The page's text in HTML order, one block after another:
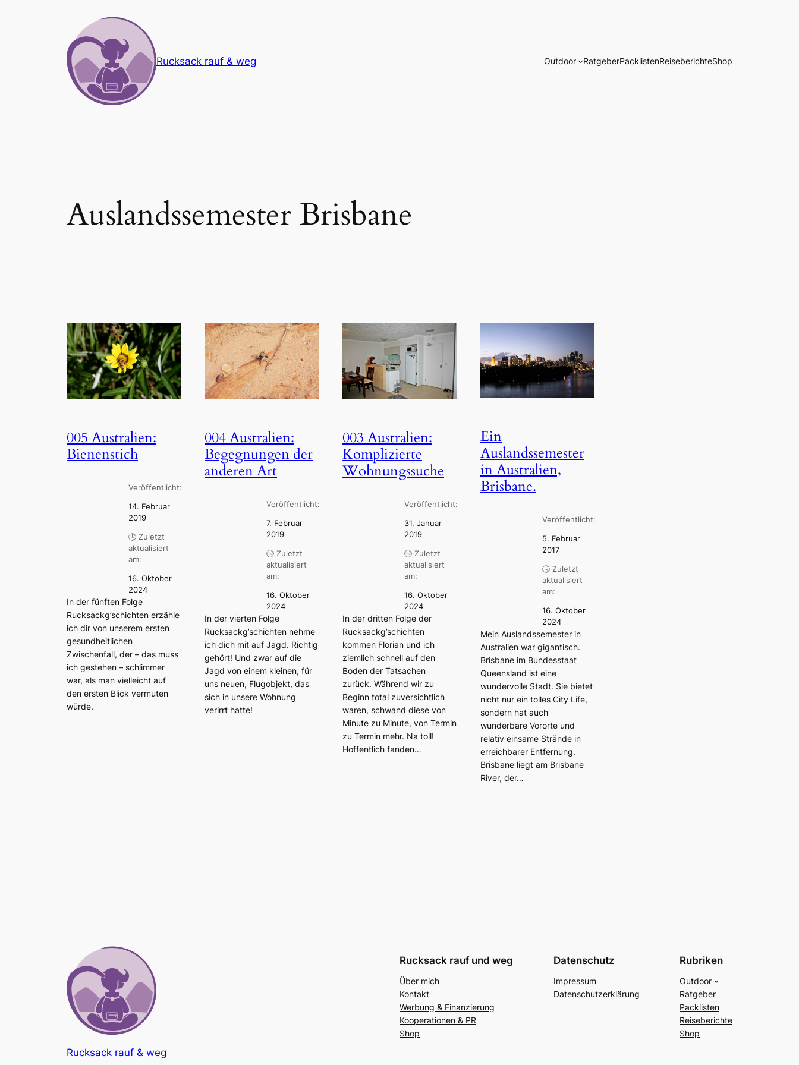
Rucksack rauf & weg
Outdoor RatgeberPacklistenReiseberichteShop
Auslandssemester Brisbane
005 Australien:
Bienenstich
Veröffentlicht:
14. Februar
2019
🕓 Zuletzt
aktualisiert
am:
16. Oktober
2024
In der fünften Folge
Rucksackg’schichten erzähle
ich dir von unserem ersten
gesundheitlichen
Zwischenfall, der – das muss
ich gestehen – schlimmer
war, als man vielleicht auf
den ersten Blick vermuten
würde.
004 Australien:
Begegnungen der
anderen Art
Veröffentlicht:
7. Februar
2019
🕓 Zuletzt
aktualisiert
am:
16. Oktober
2024
In der vierten Folge
Rucksackg’schichten nehme
ich dich mit auf Jagd. Richtig
gehört! Und zwar auf die
Jagd von einem kleinen, für
uns neuen, Flugobjekt, das
sich in unsere Wohnung
verirrt hatte!
003 Australien:
Komplizierte
Wohnungssuche
Veröffentlicht:
31. Januar
2019
🕓 Zuletzt
aktualisiert
am:
16. Oktober
2024
In der dritten Folge der
Rucksackg’schichten
kommen Florian und ich
ziemlich schnell auf den
Boden der Tatsachen
zurück. Während wir zu
Beginn total zuversichtlich
waren, schwand diese von
Minute zu Minute, von Termin
zu Termin mehr. Na toll!
Hoffentlich fanden…
Ein
Auslandssemester
in Australien,
Brisbane.
Veröffentlicht:
5. Februar
2017
🕓 Zuletzt
aktualisiert
am:
16. Oktober
2024
Mein Auslandssemester in
Australien war gigantisch.
Brisbane im Bundesstaat
Queensland ist eine
wundervolle Stadt. Sie bietet
nicht nur ein tolles City Life,
sondern hat auch
wunderbare Vororte und
relativ einsame Strände in
erreichbarer Entfernung.
Brisbane liegt am Brisbane
River, der…
Rucksack rauf & weg
Rucksack rauf und weg
Über mich
Kontakt
Werbung & Finanzierung
Kooperationen & PR
Shop
Datenschutz
Impressum
Datenschutzerklärung
Rubriken
Outdoor
Ratgeber
Packlisten
Reiseberichte
Shop